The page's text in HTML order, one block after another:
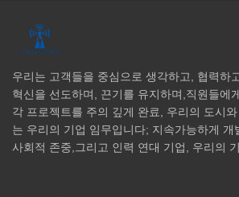
우리는 고객들을 중심으로 생각하고, 협력하
혁신을 선도하며, 끈기를 유지하며,직원들에
각 프로젝트를 주의 깊게 완료, 우리의 도시
는 우리의 기업 임무입니다; 지속가능하게 개
사회적 존중,그리고 인력 연대 기업, 우리의